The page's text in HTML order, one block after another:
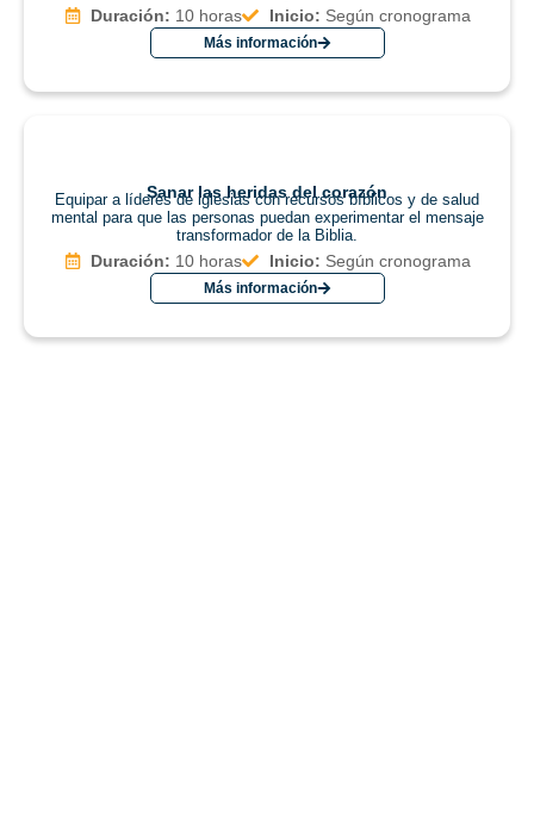
Duración: 10 horas Inicio: Según cronograma
Más información
Sanar las heridas del corazón
Equipar a líderes de iglesias con recursos bíblicos y de salud
mental para que las personas puedan experimentar el mensaje
transformador de la Biblia.
Duración: 10 horas Inicio: Según cronograma
Más información